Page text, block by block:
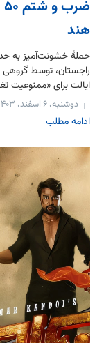
هند
ایالت برای «ممنوعیت
دوشنبه، ۶ اسفند، ۱۴۰۳
ادامه مطلب